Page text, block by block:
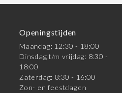
Openingstijden
Maandag: 12:30 - 18:00
Dinsdag t/m vrijdag: 8:30 -
18:00
Zaterdag: 8:30 - 16:00
Zon- en feestdagen